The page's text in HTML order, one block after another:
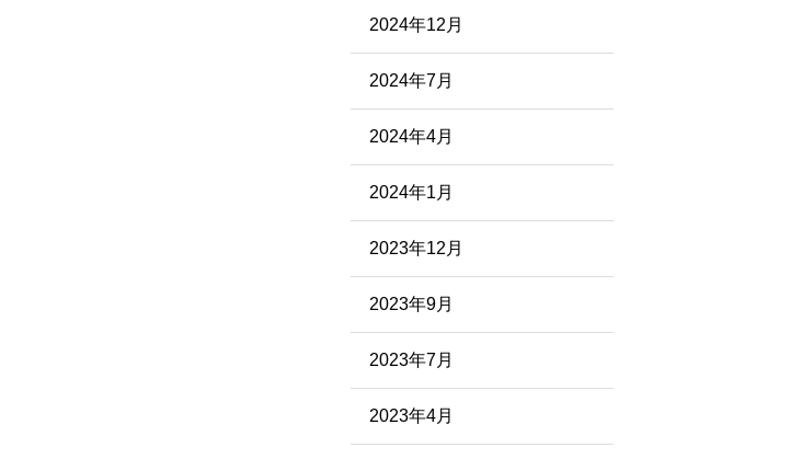
2024年12月
2024年7月
2024年4月
2024年1月
2023年12月
2023年9月
2023年7月
2023年4月